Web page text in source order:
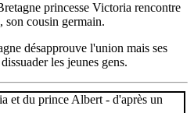
princesse Victoria rencontre
cousin germain.
désapprouve l'union mais ses
les jeunes gens.